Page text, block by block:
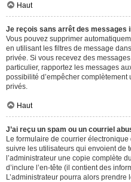
Haut
Je reçois sans arrêt des messages
Vous pouvez supprimer
en utilisant les filtres de message
privée. Si vous recevez des
particulier, rapportez les messages
possibilité d’empêcher
privés.
Haut
J’ai reçu un spam ou un courriel
Le formulaire de courrier
suivre les utilisateurs qui envoient de
l’administrateur une copie complète
d’inclure l’en-tête (il contient des
L’administrateur pourra alors prendre